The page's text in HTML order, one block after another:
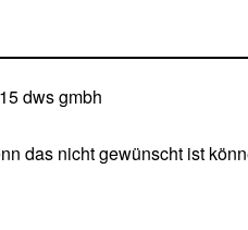
dws gmbh
das nicht gewünscht ist